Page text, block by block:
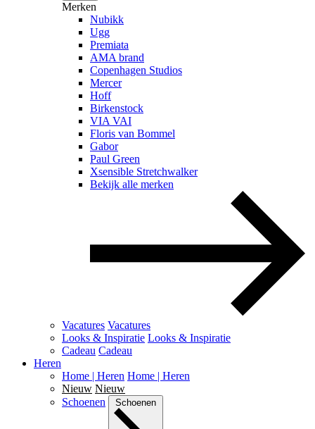
Merken
Nubikk
Ugg
Premiata
AMA brand
Copenhagen Studios
Mercer
Hoff
Birkenstock
VIA VAI
Floris van Bommel
Gabor
Paul Green
Xsensible Stretchwalker
Bekijk alle merken
Vacatures Vacatures
Looks & Inspiratie Looks & Inspiratie
Cadeau Cadeau
Heren
Home | Heren Home | Heren
Nieuw Nieuw
Schoenen
Schoenen